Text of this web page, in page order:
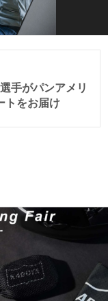
手がパンアメリ
トをお届け